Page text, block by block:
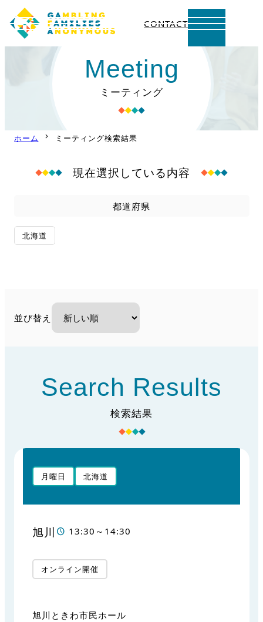
CONTACT
Meeting
ミーティング
ホーム ミーティング検索結果
現在選択している内容
都道府県
北海道
並び替え
Search Results
検索結果
月曜日 北海道
旭川 13:30～14:30
オンライン開催
旭川ときわ市民ホール